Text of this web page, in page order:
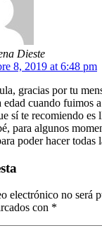
Dieste
8, 2019 at 6:48 pm
gracias por tu
edad cuando fuimos
sí te recomiendo es
para algunos
poder hacer todas
electrónico no será
con *